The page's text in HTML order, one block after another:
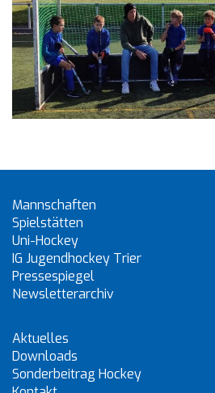
Mannschaften
Spielstätten
Uni-Hockey
IG Jugendhockey Trier
Pressespiegel
Newsletterarchiv
Aktuelles
Downloads
Sonderbeitrag Hockey